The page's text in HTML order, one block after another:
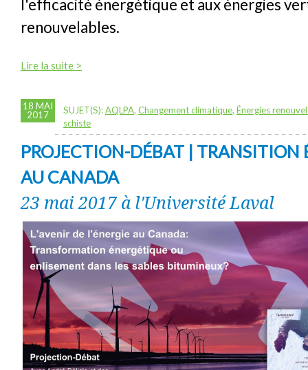
l'efficacité énergétique et aux énergies
renouvelables.
Lire la suite >
18 MAI
2017
SUJET(S):AQLPA, Changement climatique, Énergies
schiste
PROJECTION-DÉBAT | TRANSITION
AU CANADA
23 mai 2017 à l'Université Laval